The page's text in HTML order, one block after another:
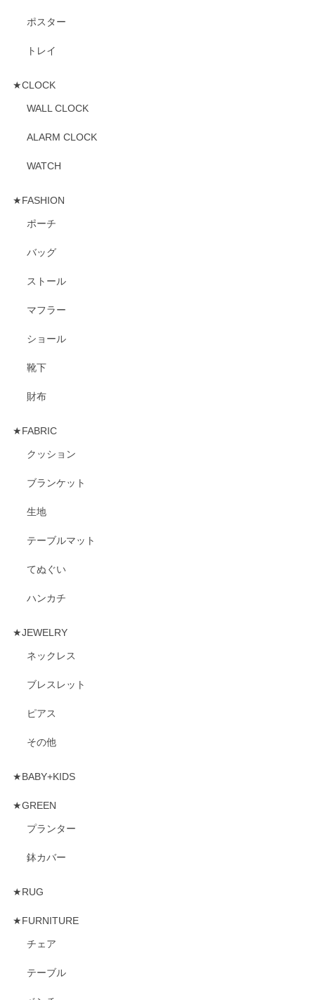
ポスター
トレイ
★CLOCK
WALL CLOCK
ALARM CLOCK
WATCH
★FASHION
ポーチ
バッグ
ストール
マフラー
ショール
靴下
財布
★FABRIC
クッション
ブランケット
生地
テーブルマット
てぬぐい
ハンカチ
★JEWELRY
ネックレス
ブレスレット
ピアス
その他
★BABY+KIDS
★GREEN
プランター
鉢カバー
★RUG
★FURNITURE
チェア
テーブル